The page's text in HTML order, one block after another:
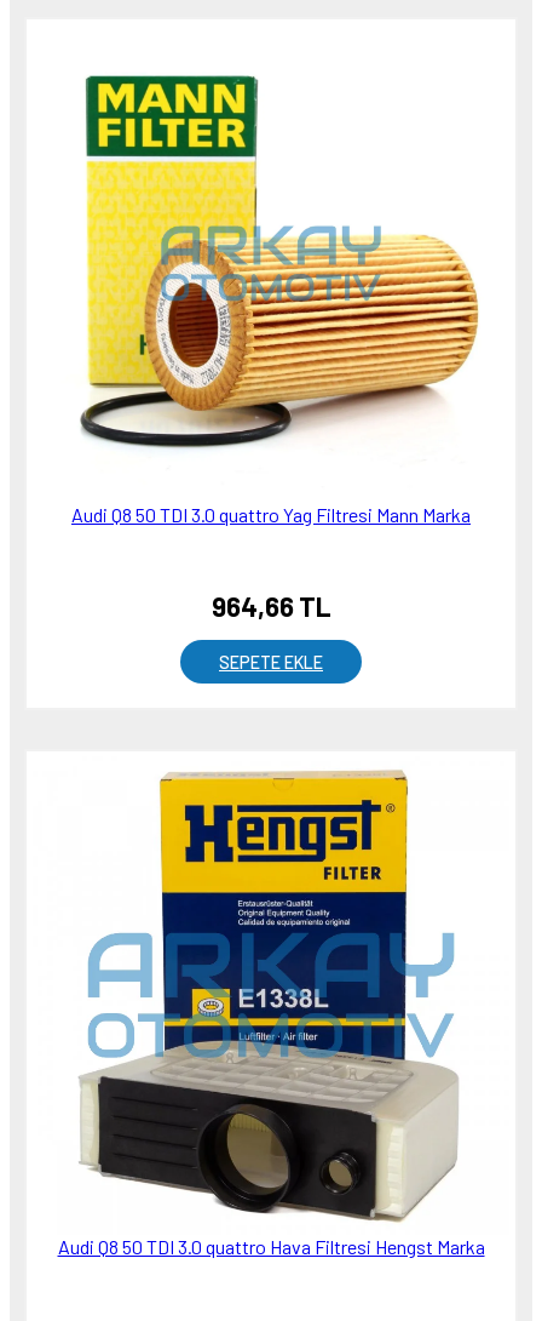
Audi Q8 50 TDI 3.0 quattro Yag Filtresi Mann Marka
964,66 TL
SEPETE EKLE
Audi Q8 50 TDI 3.0 quattro Hava Filtresi Hengst Marka